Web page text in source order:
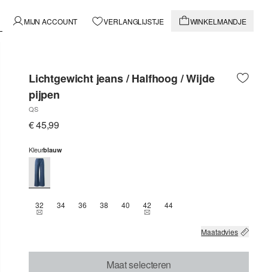
MIJN ACCOUNT VERLANGLIJSTJE WINKELMANDJE
Lichtgewicht jeans / Halfhoog / Wijde
pijpen
QS
€ 45,99
Kleurblauw
32THIS SIZE IS CURRENTLY OUT OF STOCK
34 36 38 40 42THIS SIZE IS CURRENTLY OUT OF
44
Maatadvies
Maat selecteren